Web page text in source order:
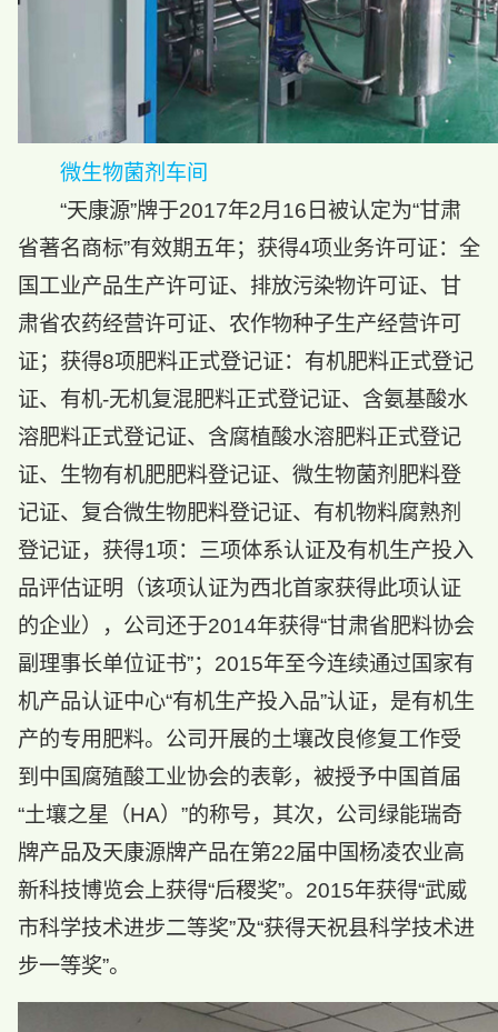
微生物菌剂车间
“天康源”牌于2017年2月16日被认定为“甘肃
省著名商标”有效期五年；获得4项业务许可证：全
国工业产品生产许可证、排放污染物许可证、甘
肃省农药经营许可证、农作物种子生产经营许可
证；获得8项肥料正式登记证：有机肥料正式登记
证、有机-无机复混肥料正式登记证、含氨基酸水
溶肥料正式登记证、含腐植酸水溶肥料正式登记
证、生物有机肥肥料登记证、微生物菌剂肥料登
记证、复合微生物肥料登记证、有机物料腐熟剂
登记证，获得1项：三项体系认证及有机生产投入
品评估证明（该项认证为西北首家获得此项认证
的企业），公司还于2014年获得“甘肃省肥料协会
副理事长单位证书”；2015年至今连续通过国家有
机产品认证中心“有机生产投入品”认证，是有机生
产的专用肥料。公司开展的土壤改良修复工作受
到中国腐殖酸工业协会的表彰，被授予中国首届
“土壤之星（HA）”的称号，其次，公司绿能瑞奇
牌产品及天康源牌产品在第22届中国杨凌农业高
新科技博览会上获得“后稷奖”。2015年获得“武威
市科学技术进步二等奖”及“获得天祝县科学技术进
步一等奖”。